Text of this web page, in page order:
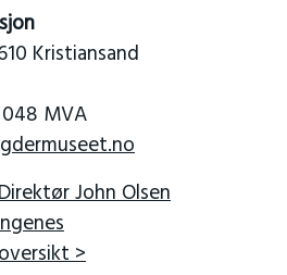
Kristiansand
MVA
John Olsen
>